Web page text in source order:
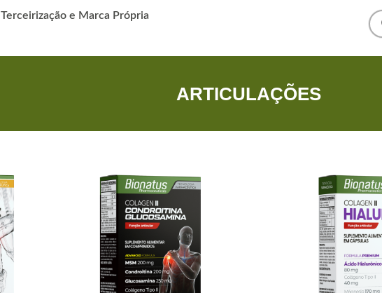
Terceirização e Marca Própria
ARTICULAÇÕES